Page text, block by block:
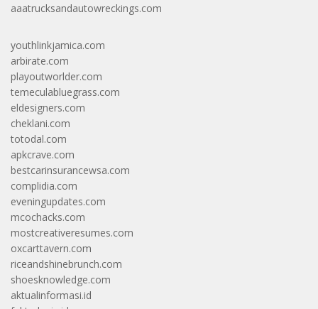
aaatrucksandautowreckings.com
youthlinkjamica.com
arbirate.com
playoutworlder.com
temeculabluegrass.com
eldesigners.com
cheklani.com
totodal.com
apkcrave.com
bestcarinsurancewsa.com
complidia.com
eveningupdates.com
mcochacks.com
mostcreativeresumes.com
oxcarttavern.com
riceandshinebrunch.com
shoesknowledge.com
aktualinformasi.id